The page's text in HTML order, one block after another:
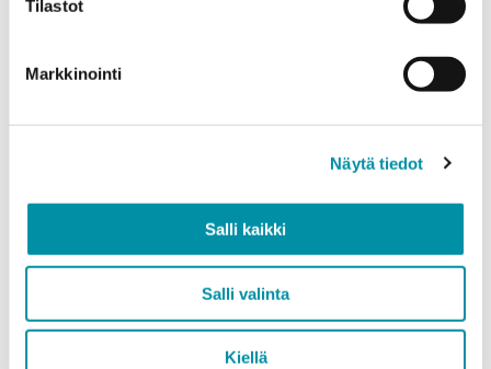
Tilastot
Markkinointi
Näytä tiedot
Salli kaikki
Salli valinta
Kiellä
EN AW-6063 (min. 250kg)